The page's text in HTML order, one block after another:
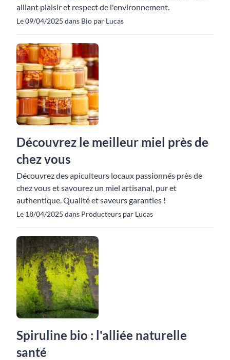
alliant plaisir et respect de l'environnement.
Le 09/04/2025 dans Bio par Lucas
Découvrez le meilleur miel près de
chez vous
Découvrez des apiculteurs locaux passionnés près de
chez vous et savourez un miel artisanal, pur et
authentique. Qualité et saveurs garanties !
Le 18/04/2025 dans Producteurs par Lucas
Spiruline bio : l'alliée naturelle
santé